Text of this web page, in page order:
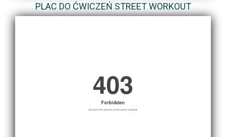
PLAC DO ĆWICZEŃ STREET WORKOUT